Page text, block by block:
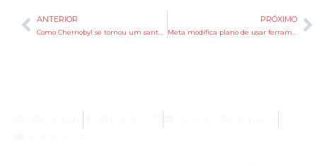
Anterior
ANTERIOR PRÓXIMO